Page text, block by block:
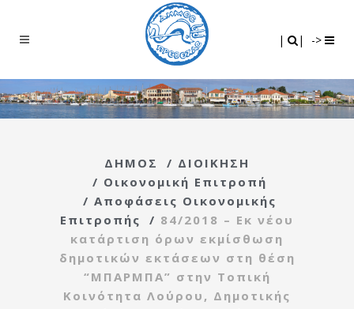
| | ->
ΔΗΜΟΣ / ΔΙΟΙΚΗΣΗ
/ Οικονομική Επιτροπή
/ Αποφάσεις Οικονομικής
Επιτροπής
/ 84/2018 – Εκ νέου
κατάρτιση όρων εκμίσθωση
δημοτικών εκτάσεων στη θέση
“ΜΠΑΡΜΠΑ” στην Τοπική
Κοινότητα Λούρου, Δημοτικής